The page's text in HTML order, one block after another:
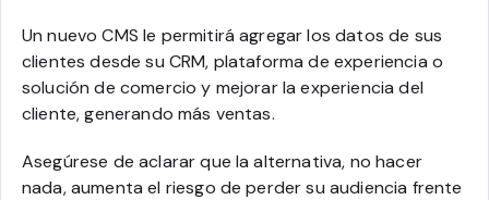
Un nuevo CMS le permitirá agregar los datos de sus
clientes desde su CRM, plataforma de experiencia o
solución de comercio y mejorar la experiencia del
cliente, generando más ventas.
Asegúrese de aclarar que la alternativa, no hacer
nada, aumenta el riesgo de perder su audiencia frente